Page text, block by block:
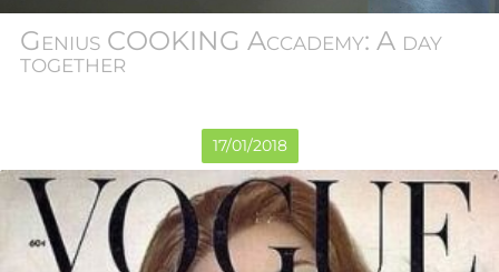
Genius COOKING Accademy: A day
together
17/01/2018